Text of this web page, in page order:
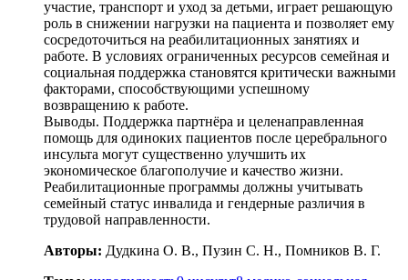
участие, транспорт и уход за детьми, играет решающую
роль в снижении нагрузки на пациента и позволяет ему
сосредоточиться на реабилитационных занятиях и
работе. В условиях ограниченных ресурсов семейная и
социальная поддержка становятся критически важными
факторами, способствующими успешному
возвращению к работе.
Выводы. Поддержка партнёра и целенаправленная
помощь для одиноких пациентов после церебрального
инсульта могут существенно улучшить их
экономическое благополучие и качество жизни.
Реабилитационные программы должны учитывать
семейный статус инвалида и гендерные различия в
трудовой направленности.
Авторы: Дудкина О. В., Пузин С. Н., Помников В. Г.